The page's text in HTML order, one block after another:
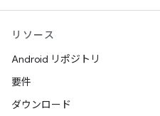
リソース
Android リポジトリ
要件
ダウンロード